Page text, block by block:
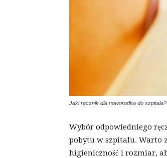
Jaki ręcznik dla noworodka do szpitala?
Wybór odpowiedniego
pobytu w szpitalu. Warto
higieniczność i rozmiar,